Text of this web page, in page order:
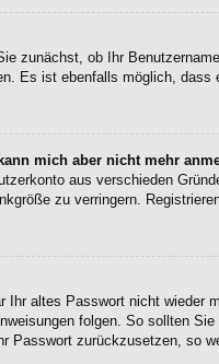
zunächst, ob Ihr
Es ist ebenfalls möglich,
mich aber nicht mehr
aus verschieden
zu verringern.
altes Passwort nicht wieder
folgen. So sollten
Passwort zurückzusetzen, so